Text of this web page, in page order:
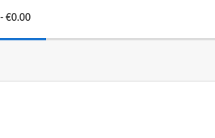
€0.00